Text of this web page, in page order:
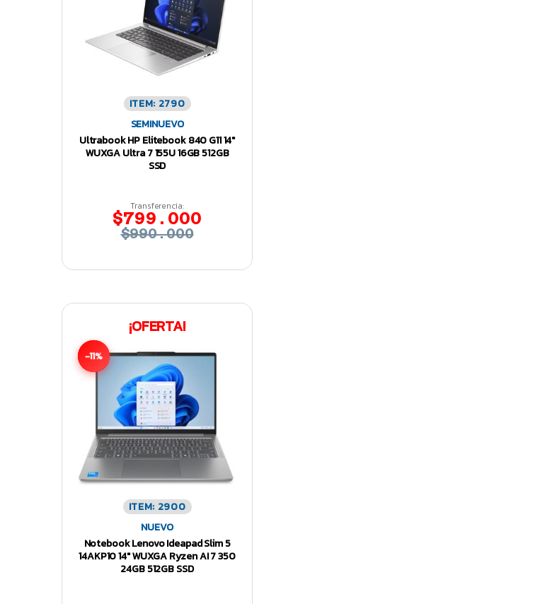
ITEM: 2790
SEMINUEVO
Ultrabook HP Elitebook 840 G11 14″
WUXGA Ultra 7 155U 16GB 512GB
SSD
Transferencia:
$799.000
$990.000
¡OFERTA!
-11%
ITEM: 2900
NUEVO
Notebook Lenovo Ideapad Slim 5
14AKP10 14″ WUXGA Ryzen AI 7 350
24GB 512GB SSD